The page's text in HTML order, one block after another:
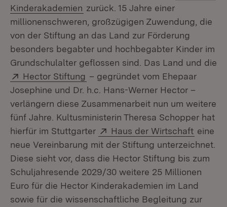
Kinderakademien (Öffnet in neuem Fenster)
zurück. 15 Jahre einer
millionenschweren, großzügigen Zuwendung, die
von der Stiftung an das Land zur Förderung
besonders begabter und hochbegabter Kinder im
Grundschulalter geflossen sind. Das Land und die
Extern:
Hector Stiftung (Öffnet in neuem Fenster)
– gegründet vom Ehepaar
Josephine und Dr. h.c. Hans-Werner Hector –
verlängern diese Zusammenarbeit nun um weitere
fünf Jahre. Kultusministerin Theresa Schopper hat
hierfür im Stuttgarter
Extern:
Haus der Wirtschaft eine
neue Vereinbarung mit der Stiftung unterzeichnet.
Diese sieht vor, dass die Hector Stiftung bis zum
Schuljahresende 2029/30 weitere 25 Millionen
Euro für die Hector Kinderakademien im Land
sowie für die wissenschaftliche Begleitung zur